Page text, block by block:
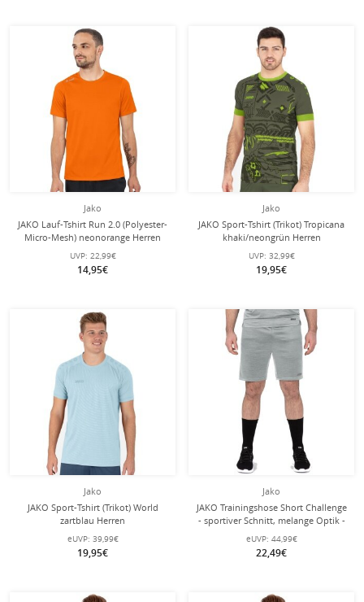
Jako
JAKO Lauf-Tshirt Run 2.0 (Polyester-
Micro-Mesh) neonorange Herren
UVP: 22,99€
14,95€
Jako
JAKO Sport-Tshirt (Trikot) Tropicana
khaki/neongrün Herren
UVP: 32,99€
19,95€
Jako
JAKO Sport-Tshirt (Trikot) World
zartblau Herren
eUVP: 39,99€
19,95€
Jako
JAKO Trainingshose Short Challenge
- sportiver Schnitt, melange Optik -
grau meliert Herren
eUVP: 44,99€
22,49€